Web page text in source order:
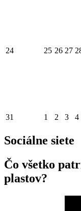
24 25 26 27
31
1 2 3 4
Sociálne siete
Čo všetko
plastov?